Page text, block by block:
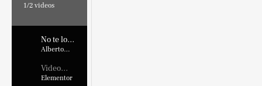
1/2 videos
No te lo
pierdas !
Alberto
Video
Placehold
Elementor